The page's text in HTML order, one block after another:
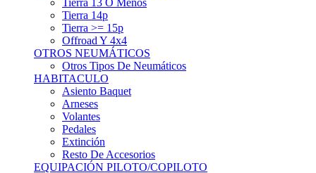
Tierra 13 O Menos
Tierra 14p
Tierra >= 15p
Offroad Y 4x4
OTROS NEUMÁTICOS
Otros Tipos De Neumáticos
HABITACULO
Asiento Baquet
Arneses
Volantes
Pedales
Extinción
Resto De Accesorios
EQUIPACIÓN PILOTO/COPILOTO